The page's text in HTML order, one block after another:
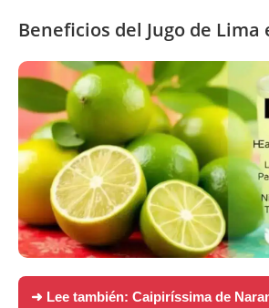
Beneficios del Jugo de Lima
➜ Lee también: Caipiríssima de